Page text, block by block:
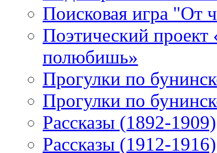
Поисковая игра "От
Поэтический
полюбишь»
Прогулки по
Прогулки по
Рассказы (1892-1909)
Рассказы (1912-1916)